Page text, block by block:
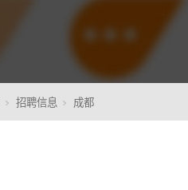
智能管理
招聘信息 成都